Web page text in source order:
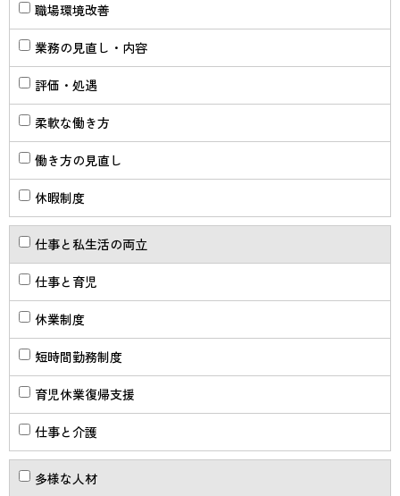
職場環境改善
業務の見直し・内容
評価・処遇
柔軟な働き方
働き方の見直し
休暇制度
仕事と私生活の両立
仕事と育児
休業制度
短時間勤務制度
育児休業復帰支援
仕事と介護
多様な人材